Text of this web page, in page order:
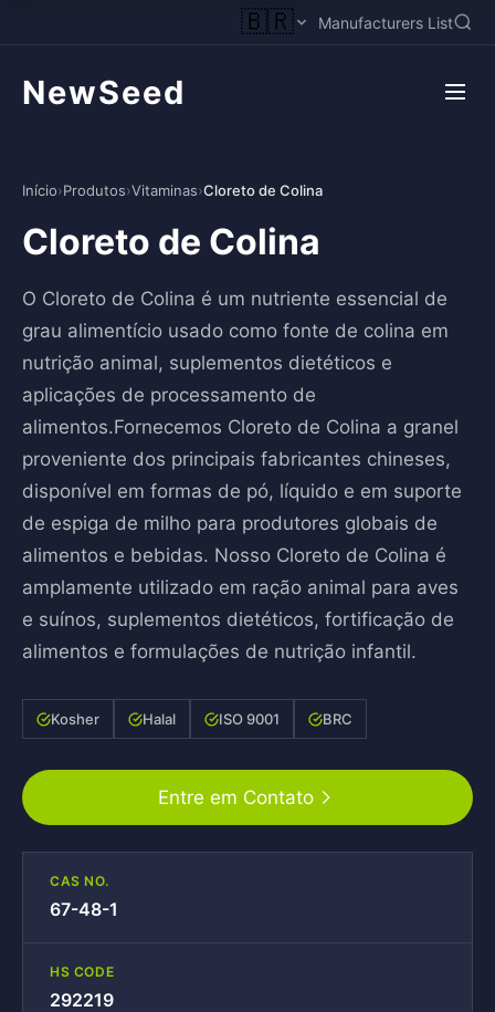
🇧🇷 Manufacturers List
NewSeed
Início›Produtos›Vitaminas›Cloreto de Colina
Cloreto de Colina
O Cloreto de Colina é um nutriente essencial de
grau alimentício usado como fonte de colina em
nutrição animal, suplementos dietéticos e
aplicações de processamento de
alimentos.Fornecemos Cloreto de Colina a granel
proveniente dos principais fabricantes chineses,
disponível em formas de pó, líquido e em suporte
de espiga de milho para produtores globais de
alimentos e bebidas. Nosso Cloreto de Colina é
amplamente utilizado em ração animal para aves
e suínos, suplementos dietéticos, fortificação de
alimentos e formulações de nutrição infantil.
Kosher Halal ISO 9001 BRC
Entre em Contato
CAS NO.
67-48-1
HS CODE
292219